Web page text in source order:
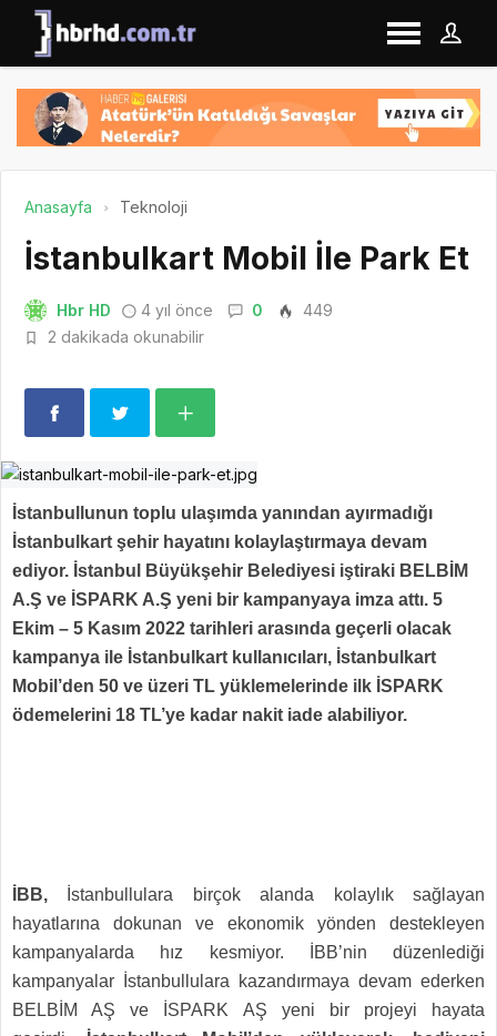
Anasayfa Teknoloji
İstanbulkart Mobil İle Park Et
Hbr HD 4 yıl önce 0
449
2 dakikada okunabilir
İstanbullunun toplu ulaşımda yanından ayırmadığı
İstanbulkart şehir hayatını kolaylaştırmaya devam
ediyor. İstanbul Büyükşehir Belediyesi iştiraki BELBİM
A.Ş ve İSPARK A.Ş yeni bir kampanyaya imza attı. 5
Ekim – 5 Kasım 2022 tarihleri arasında geçerli olacak
kampanya ile İstanbulkart kullanıcıları, İstanbulkart
Mobil’den 50 ve üzeri TL yüklemelerinde ilk İSPARK
ödemelerini 18 TL’ye kadar nakit iade alabiliyor.
İBB,
İstanbullulara birçok alanda kolaylık sağlayan
hayatlarına dokunan ve ekonomik yönden destekleyen
kampanyalarda hız kesmiyor.
İBB’nin düzenlediği
kampanyalar İstanbullulara kazandırmaya devam ederken
BELBİM AŞ ve İSPARK AŞ yeni bir projeyi hayata